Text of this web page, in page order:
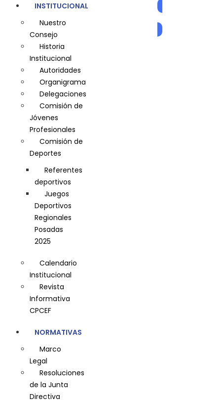
INSTITUCIONAL
Nuestro
Consejo
Historia
Institucional
Autoridades
Organigrama
Delegaciones
Comisión de
Jóvenes
Profesionales
Comisión de
Deportes
Referentes
deportivos
Juegos
Deportivos
Regionales
Posadas
2025
Calendario
Institucional
Revista
Informativa
CPCEF
NORMATIVAS
Marco
Legal
Resoluciones
de la Junta
Directiva